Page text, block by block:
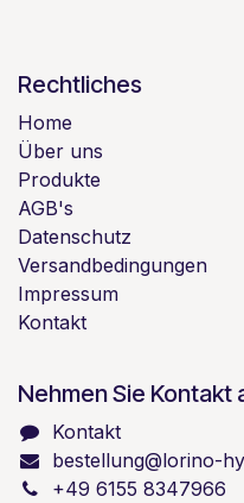
Rechtliches
Home
Über uns
Produkte
AGB's
Datenschutz
Versandbedingungen
Impressum
Kontakt
Nehmen Sie Kontakt
Kontakt
bestellung@lorino-
+49 6155 8347966